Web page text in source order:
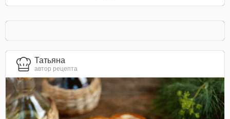
Татьяна
автор рецепта